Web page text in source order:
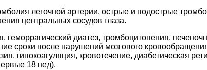
легочной артерии, острые и подострые
центральных сосудов глаза.
геморрагический диатез, тромбоцитопения,
сроки после нарушений мозгового
гипокоагуляция, кровотечение, диабетическая
18 нед).